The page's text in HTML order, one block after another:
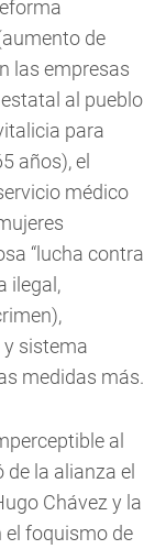
de
las empresas
al pueblo
para
años), el
médico
“lucha contra
ilegal,
y sistema
medidas más.
al
la alianza el
Chávez y la
el foquismo de